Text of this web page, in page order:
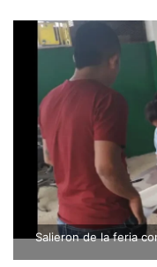
Salieron de la feria